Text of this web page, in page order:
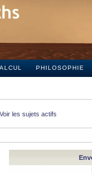
PHILOSOPHIE
Voir les sujets actifs